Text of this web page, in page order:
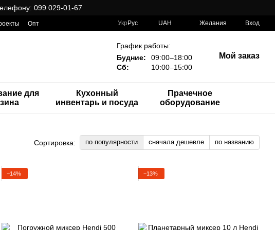
099 029-01-67
Опт
Укр Рус UAH Желания Вход
График работы:
Будние:
09:00–18:00
Сб:
10:00–15:00
Мой заказ
для
Кухонный
инвентарь и посуда
Прачечное
оборудование
Сортировка: по популярности сначала дешевле по названию
−14% −13%